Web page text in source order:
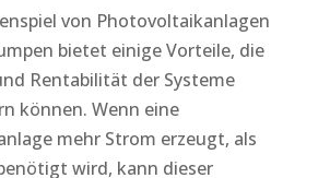
von Photovoltaikanlagen
bietet einige Vorteile, die
Rentabilität der Systeme
können. Wenn eine
mehr Strom erzeugt, als
wird, kann dieser